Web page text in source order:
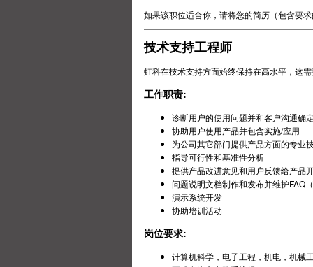
如果该职位适合你，请将您的简历（包含要
技术支持工程师
虹科在技术支持方面始终保持在高水平，这
工作职责:
诊断用户的使用问题并和客户沟通确
协助用户使用产品并包含实施/应用
为公司其它部门提供产品方面的专业
指导可行性和基准性分析
提供产品改进意见和用户反馈给产品
问题说明文档制作和发布并维护FAQ
演示系统开发
协助培训活动
岗位要求:
计算机科学，电子工程，机电，机械